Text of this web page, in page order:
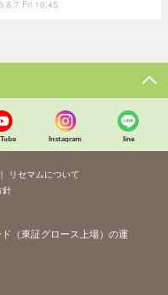
Fri 10:45
Instagram line
リセマムについて
針
（東証グロース上場）の運